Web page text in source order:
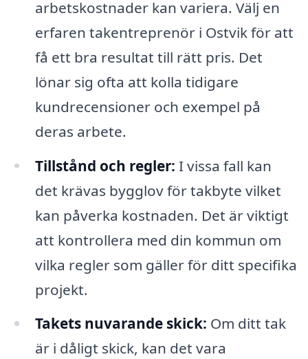
arbetskostnader kan variera. Välj en
erfaren takentreprenör i Ostvik för att
få ett bra resultat till rätt pris. Det
lönar sig ofta att kolla tidigare
kundrecensioner och exempel på
deras arbete.
Tillstånd och regler: I vissa fall kan
det krävas bygglov för takbyte vilket
kan påverka kostnaden. Det är viktigt
att kontrollera med din kommun om
vilka regler som gäller för ditt specifika
projekt.
Takets nuvarande skick: Om ditt tak
är i dåligt skick, kan det vara